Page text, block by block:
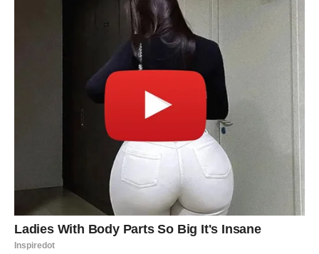
Strelčevi danas mogu shvatiti da prava ljubav dolazi onda
kada je najmanje očekujete.
Neko iz vašeg okruženja već duže vreme gaji emocije
prema vama.